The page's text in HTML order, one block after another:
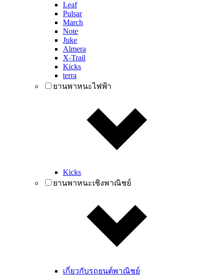
Leaf
Pulsar
March
Note
Juke
Almera
X-Trail
Kicks
terra
ยานพาหนะไฟฟ้า
Kicks
ยานพาหนะเชิงพาณิชย์
เกี่ยวกับรถยนต์พาณิชย์